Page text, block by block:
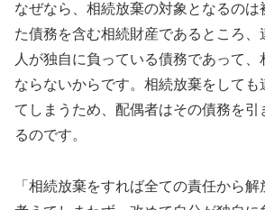
なぜなら、相続放棄の対象となるのは
た債務を含む相続財産であるところ
人が独自に負っている債務であって
ならないからです。相続放棄をしても
てしまうため、配偶者はその債務を引
るのです。
「相続放棄をすれば全ての責任から